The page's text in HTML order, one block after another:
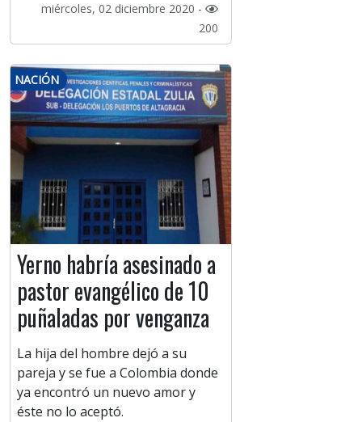
miércoles, 02 diciembre 2020 -
200
NACIÓN
Yerno habría asesinado a
pastor evangélico de 10
puñaladas por venganza
La hija del hombre dejó a su
pareja y se fue a Colombia donde
ya encontró un nuevo amor y
éste no lo aceptó.